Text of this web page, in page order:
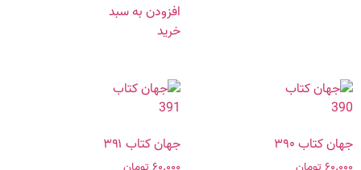
افزودن به سبد
خرید
جهان کتاب ۳۹۰ جهان کتاب ۳۹۱